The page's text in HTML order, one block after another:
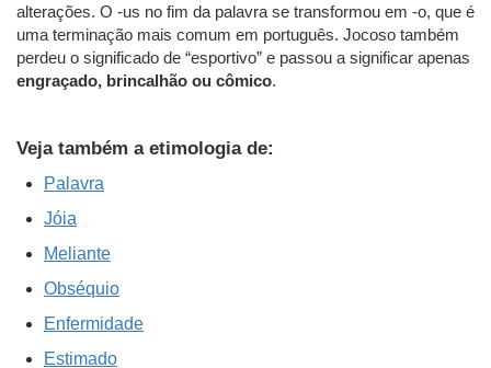
alterações. O -us no fim da palavra se transformou em -o, que é
uma terminação mais comum em português. Jocoso também
perdeu o significado de “esportivo” e passou a significar apenas
engraçado, brincalhão ou cômico.
Veja também a etimologia de:
Palavra
Jóia
Meliante
Obséquio
Enfermidade
Estimado